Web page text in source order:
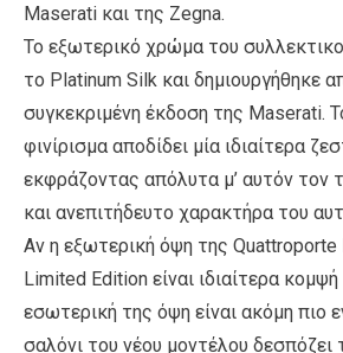
Maserati και της Zegna.
Το εξωτερικό χρώμα του
το Platinum Silk και δημιουργήθηκε
συγκεκριμένη έκδοση της Maserati.
φινίρισμα αποδίδει μία ιδιαίτερα
εκφράζοντας απόλυτα μ’ αυτόν τον
και ανεπιτήδευτο χαρακτήρα του
Αν η εξωτερική όψη της
Limited Edition είναι ιδιαίτερα κομψή
εσωτερική της όψη είναι ακόμη πιο
σαλόνι του νέου μοντέλου